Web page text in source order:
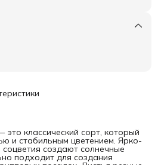
это классический сорт, который
и стабильным цветением. Ярко-
создают солнечные
подходит для создания